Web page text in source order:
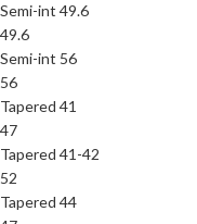
Semi-int 49.6
49.6
Semi-int 56
56
Tapered 41
47
Tapered 41-42
52
Tapered 44